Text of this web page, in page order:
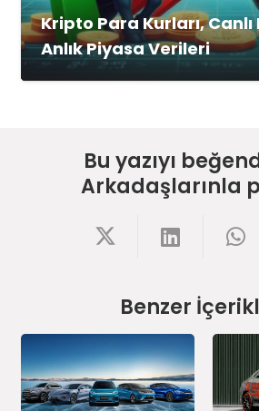
Kripto Para Kurları,
Anlık Piyasa Verileri
Bu yazıyı
Arkadaşlarınla
Benzer